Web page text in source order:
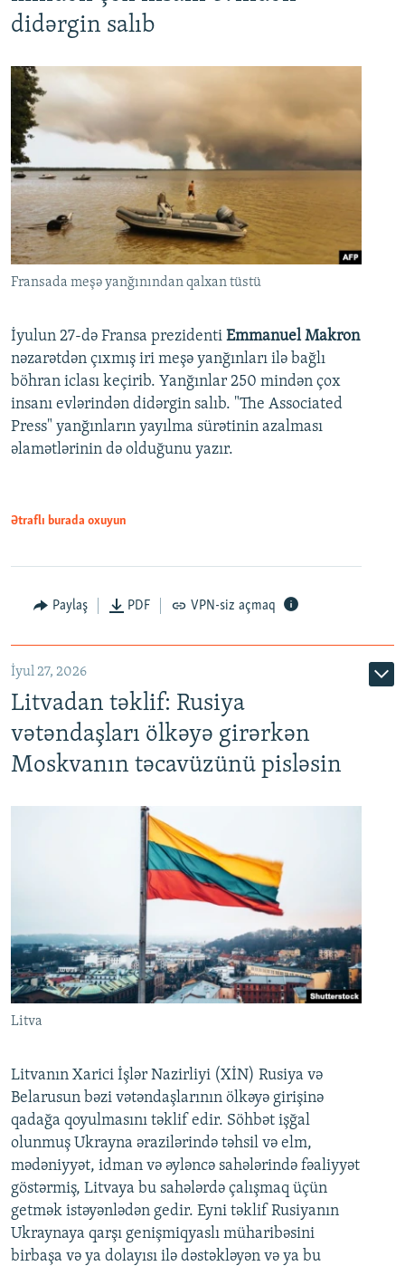
didərgin salıb
Fransada meşə yanğınından qalxan tüstü
İyulun 27-də Fransa prezidenti Emmanuel Makron
nəzarətdən çıxmış iri meşə yanğınları ilə bağlı
böhran iclası keçirib. Yanğınlar 250 mindən çox
insanı evlərindən didərgin salıb. "The Associated
Press" yanğınların yayılma sürətinin azalması
əlamətlərinin də olduğunu yazır.
Ətraflı burada oxuyun
Paylaş PDF VPN-siz açmaq
İyul 27, 2026
Litvadan təklif: Rusiya
vətəndaşları ölkəyə girərkən
Moskvanın təcavüzünü pisləsin
Litva
Litvanın Xarici İşlər Nazirliyi (XİN) Rusiya və
Belarusun bəzi vətəndaşlarının ölkəyə girişinə
qadağa qoyulmasını təklif edir. Söhbət işğal
olunmuş Ukrayna ərazilərində təhsil və elm,
mədəniyyət, idman və əyləncə sahələrində fəaliyyət
göstərmiş, Litvaya bu sahələrdə çalışmaq üçün
getmək istəyənlədən gedir. Eyni təklif Rusiyanın
Ukraynaya qarşı genişmiqyaslı müharibəsini
birbaşa və ya dolayısı ilə dəstəkləyən və ya bu